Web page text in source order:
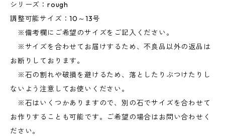
シリーズ：rough
調整可能サイズ：10～13号
※備考欄にご希望のサイズをご記入ください。
※サイズを合わせてお届けするため、不良品以外の返品は
お断りしております。
※石の割れや破損を避けるため、落としたりぶつけたりし
ないよう注意してお使いください。
※石はいくつかありますので、別の石でサイズを合わせて
お作りすることも可能です。ご希望の場合はお問い合わせく
ださい。